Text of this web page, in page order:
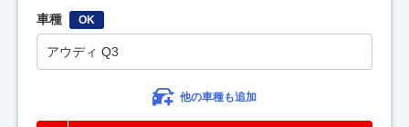
車種 OK
アウディ Q3
他の車種も追加